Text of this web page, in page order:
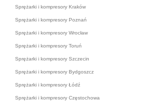
Sprężarki i kompresory Kraków
Sprężarki i kompresory Poznań
Sprężarki i kompresory Wrocław
Sprężarki i kompresory Toruń
Sprężarki i kompresory Szczecin
Sprężarki i kompresory Bydgoszcz
Sprężarki i kompresory Łódź
Sprężarki i kompresory Częstochowa